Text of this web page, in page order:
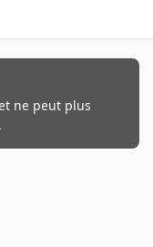
ne peut plus